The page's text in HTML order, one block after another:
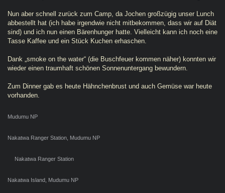
Nun aber schnell zurück zum Camp, da Jochen großzügig unser Lunch
abbestellt hat (ich habe irgendwie nicht mitbekommen, dass wir auf Diät
sind) und ich nun einen Bärenhunger hatte. Vielleicht kann ich noch eine
Tasse Kaffee und ein Stück Kuchen erhaschen.
Dank „smoke on the water“ (die Buschfeuer kommen näher) konnten wir
wieder einen traumhaft schönen Sonnenuntergang bewundern.
Zum Dinner gab es heute Hähnchenbrust und auch Gemüse war heute
vorhanden.
Mudumu NP
Nakatwa Ranger Station, Mudumu NP
Nakatwa Ranger Station
Nakatwa Island, Mudumu NP